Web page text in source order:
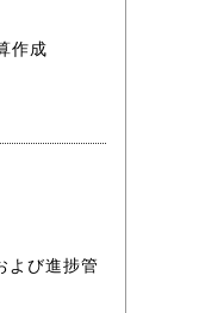
作成
よび進捗管